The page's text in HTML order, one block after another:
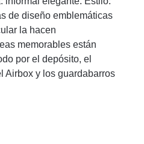
de diseño emblemáticas
la hacen
memorables están
por el depósito, el
Airbox y los guardabarros